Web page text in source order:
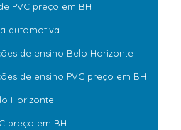
PVC preço em BH
automotiva
de ensino Belo Horizonte
de ensino PVC preço em BH
Horizonte
preço em BH